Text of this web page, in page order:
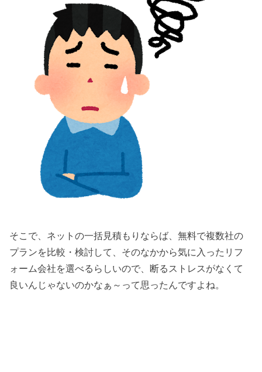
そこで、ネットの一括見積もりならば、無料で複数社の
プランを比較・検討して、そのなかから気に入ったリフ
ォーム会社を選べるらしいので、断るストレスがなくて
良いんじゃないのかなぁ～って思ったんですよね。